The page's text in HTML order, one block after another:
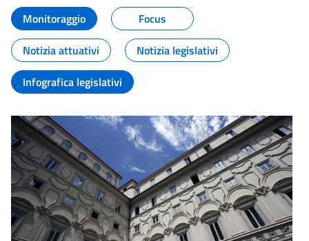
Tutti i contenuti della pagina
Monitoraggio
Focus
Notizia attuativi
Notizia legislativi
Infografica legislativi